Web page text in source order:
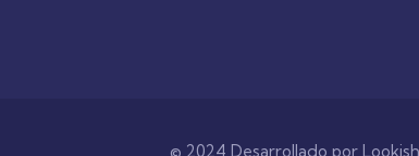
© 2024 Desarrollado por